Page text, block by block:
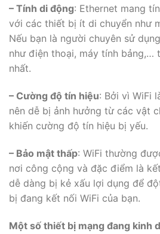
– Tính di động: Ethernet mang
với các thiết bị ít di chuyển như
Nếu bạn là người chuyên sử
như điện thoại, máy tính bảng,…
nhất.
– Cường độ tín hiệu: Bởi vì WiFi
nên dễ bị ảnh hưởng từ các vật
khiến cường độ tín hiệu bị yếu.
– Bảo mật thấp: WiFi thường
nơi công cộng và đặc điểm là
dễ dàng bị kẻ xấu lợi dụng để
bị đang kết nối WiFi của bạn.
Một số thiết bị mạng đang kinh